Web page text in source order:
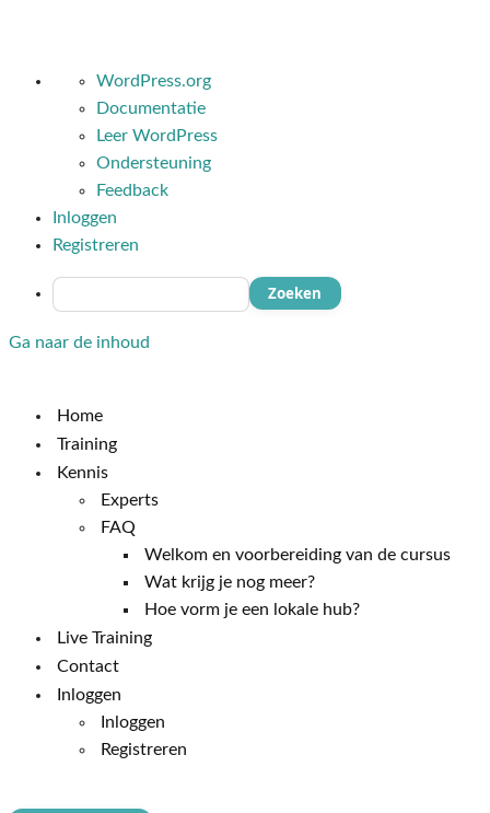
Over
WordPress
WordPress.org
Documentatie
Leer WordPress
Ondersteuning
Feedback
Inloggen
Registreren
Zoeken
Ga naar de inhoud
Home
Training
Kennis
Experts
FAQ
Welkom en voorbereiding van de cursus
Wat krijg je nog meer?
Hoe vorm je een lokale hub?
Live Training
Contact
Inloggen
Inloggen
Registreren